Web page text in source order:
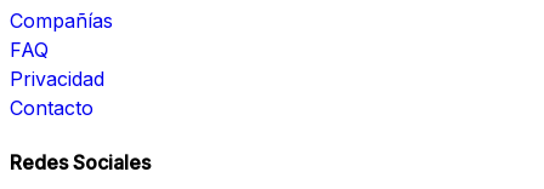
Compañías
FAQ
Privacidad
Contacto
Redes Sociales